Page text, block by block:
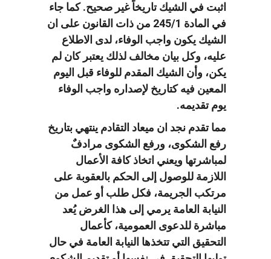
اثبت في الشيك تاريخاً غير صحيح. كما جاء
في المادة 245/1 من ذات القانون على ان
الشيك يكون واجب الوفاء، لدى الاطلاع
عليه، وكل بيان مخالف لذلك يعتبر كان لم
يكن، وأن الشيك المقدم للوفاء قبل اليوم
المعين فيه كتاريخ لإصداره واجب الوفاء
يوم تقديمه.
مما تقدم نجد ان ميعاد التقادم ينتهي بتاريخ
رفع الشكوى، ورفع الشكوى مرادفٌ
لمباشرتها ويعني اتخاذ كافة الأعمال
اللازمة للوصول إلى الحكم بالعقوبة على
مرتكب الجريمة، فكل طلب أو عمل من
النيابة العامة يرمي إلى هذا الغرض يُعد
مباشرة للدعوى العمومية، كأعمال
التحقيق التي تتخذها النيابة العامة في حال